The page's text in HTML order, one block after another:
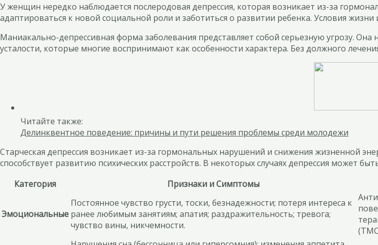
У женщин нередко наблюдается послеродовая депрессия, которая возникает из-за
адаптироваться к новой социальной роли и заботиться о развитии ребенка. Условия
Маниакально-депрессивная форма заболевания представляет собой серьезную угрозу.
усталости, которые многие воспринимают как особенности характера. Без должного
Читайте также:
Делинквентное поведение: причины и пути решения проблемы среди молодежи
Старческая депрессия возникает из-за гормональных нарушений и снижения жизненной
способствует развитию психических расстройств. В некоторых случаях депрессия может
Категория
Признаки и Симптомы
Эмоциональные
Постоянное чувство грусти, тоски, безнадежности; потеря интереса к
ранее любимым занятиям; апатия; раздражительность; тревога;
чувство вины, никчемности.